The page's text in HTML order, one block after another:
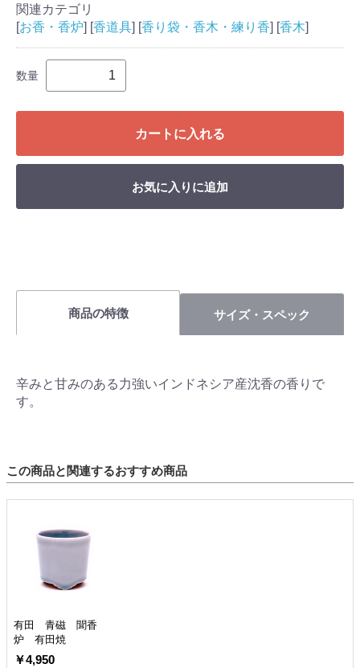
関連カテゴリ
[お香・香炉] [香道具] [香り袋・香木・練り香] [香木]
数量
カートに入れる
お気に入りに追加
商品の特徴 サイズ・スペック
辛みと甘みのある力強いインドネシア産沈香の香りで
す。
この商品と関連するおすすめ商品
有田 青磁 聞香
炉 有田焼
￥4,950